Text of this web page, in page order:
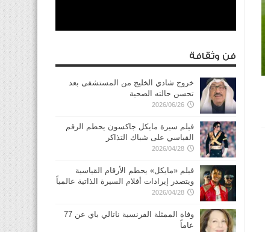
فن وثقافة
خروج شادي الخليج من المستشفى بعد
تحسن حالته الصحية
2026/06/26
فيلم سيرة مايكل جاكسون يحطم الرقم
القياسي على شباك التذاكر
2026/04/28
فيلم «مايكل» يحطم الأرقام القياسية
ويتصدر إيرادات أفلام السيرة الذاتية عالمياً
2026/04/28
وفاة الممثلة الفرنسية ناتالي باي عن 77
عاماً